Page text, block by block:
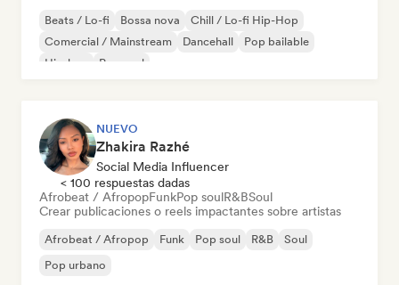
Beats / Lo-fi Bossa nova
Chill / Lo-fi Hip-Hop
Comercial / Mainstream
Dancehall
Pop bailable
Hip-hop
Pop soul
NUEVO
Zhakira Razhé
Social Media Influencer
< 100 respuestas dadas
Afrobeat / AfropopFunkPop soulR&BSoul
Crear publicaciones o reels impactantes sobre artistas
Afrobeat / Afropop Funk Pop soul R&B
Soul
Pop urbano